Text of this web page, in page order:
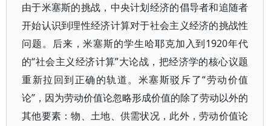
由于米塞斯的挑战，中央计划经济的倡导者和追随者
开始认识到理性经济计算对于社会主义经济的挑战性
问题。后来，米塞斯的学生哈耶克加入到1920年代
的“社会主义经济计算”大论战，把经济学的核心议题
重新拉回到正确的轨道。米塞斯驳斥了“劳动价值
论”，因为劳动价值论忽略形成价值的除了劳动以外的
其他要素：物、土地、供需状况，此外，劳动价值论